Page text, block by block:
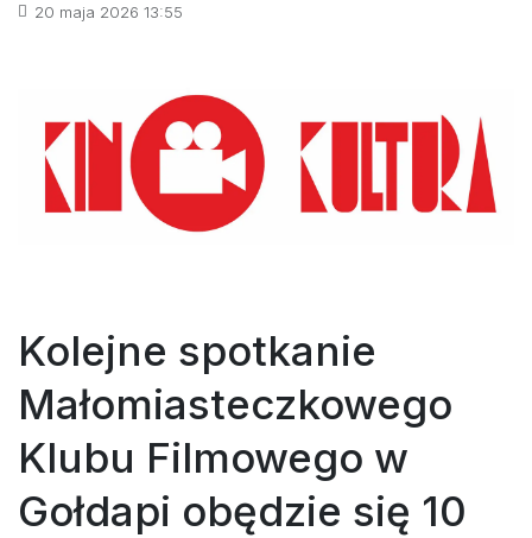
20 maja 2026 13:55
Kolejne spotkanie
Małomiasteczkowego
Klubu Filmowego w
Gołdapi obędzie się 10